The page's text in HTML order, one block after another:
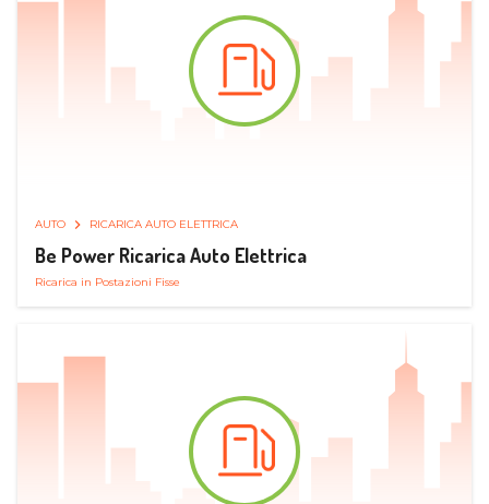
AUTO RICARICA AUTO ELETTRICA
Be Power Ricarica Auto Elettrica
Ricarica in Postazioni Fisse